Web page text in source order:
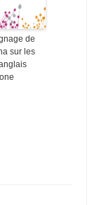
de
sur les
rares :
que nous